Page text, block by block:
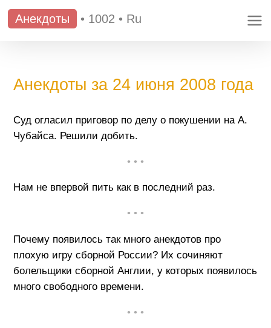
Анекдоты • 1002 • Ru
Анекдоты за 24 июня 2008 года
Суд огласил приговор по делу о покушении на А.
Чубайса. Решили добить.
• • •
Нам не впервой пить как в последний раз.
• • •
Почему появилось так много анекдотов про
плохую игру сборной России? Их сочиняют
болельщики сборной Англии, у которых появилось
много свободного времени.
• • •